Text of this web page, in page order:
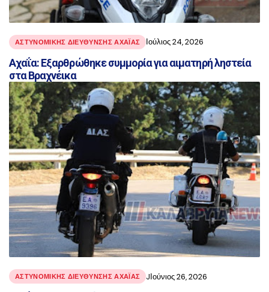
ΑΣΤΥΝΟΜΙΚΉΣ ΔΙΕΎΘΥΝΣΗΣ ΑΧΑΪ́ΑΣ Ιούλιος 24, 2026
Αχαΐα: Εξαρθρώθηκε συμμορία για αιματηρή ληστεία
στα Βραχνέικα
ΑΣΤΥΝΟΜΙΚΉΣ ΔΙΕΎΘΥΝΣΗΣ ΑΧΑΪ́ΑΣ JΙούνιος 26, 2026